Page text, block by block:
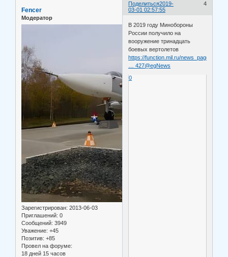
Поделиться 4
2019-
03-01 02:57:55
Fencer
Модератор
Зарегистрирован: 2013-06-03
Приглашений: 0
Сообщений: 3949
Уважение: +45
Позитив: +85
Провел на форуме:
18 дней 15 часов
В 2019 году Минобороны
России получило на
вооружение тринадцать
боевых вертолетов
https://function.mil.ru/news_page/count
… 427@egNews
0